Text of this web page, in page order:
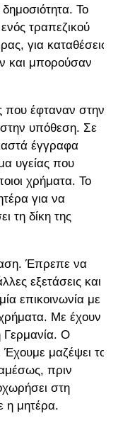
δημοσιότητα. Το
τραπεζικού
για καταθέσεις
και μπορούσαν
που έφταναν στην
υπόθεση. Σε
έγγραφα
υγείας που
χρήματα. To
για να
τη δίκη της
Έπρεπε να
εξετάσεις και
επικοινωνία με
Με έχουν
Γερμανία. Ο
μαζέψει το
πριν
στη
η μητέρα.